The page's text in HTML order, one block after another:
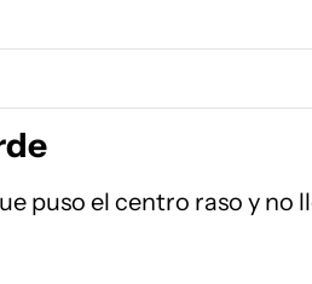
puso el centro raso y no